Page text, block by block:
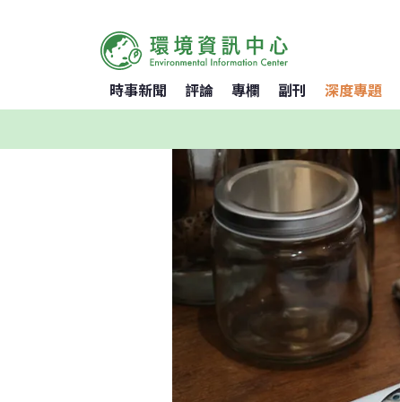
時事新聞 評論 專欄 副刊 深度專題